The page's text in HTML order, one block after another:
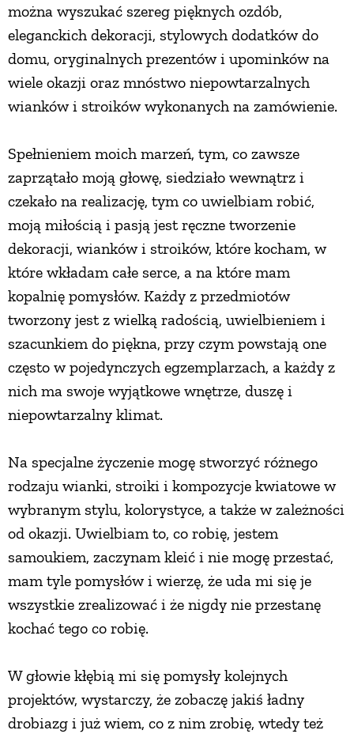
można wyszukać szereg pięknych ozdób,
eleganckich dekoracji, stylowych dodatków do
domu, oryginalnych prezentów i upominków na
wiele okazji oraz mnóstwo niepowtarzalnych
wianków i stroików wykonanych na zamówienie.
Spełnieniem moich marzeń, tym, co zawsze
zaprzątało moją głowę, siedziało wewnątrz i
czekało na realizację, tym co uwielbiam robić,
moją miłością i pasją jest ręczne tworzenie
dekoracji, wianków i stroików, które kocham, w
które wkładam całe serce, a na które mam
kopalnię pomysłów. Każdy z przedmiotów
tworzony jest z wielką radością, uwielbieniem i
szacunkiem do piękna, przy czym powstają one
często w pojedynczych egzemplarzach, a każdy z
nich ma swoje wyjątkowe wnętrze, duszę i
niepowtarzalny klimat.
Na specjalne życzenie mogę stworzyć różnego
rodzaju wianki, stroiki i kompozycje kwiatowe w
wybranym stylu, kolorystyce, a także w zależności
od okazji. Uwielbiam to, co robię, jestem
samoukiem, zaczynam kleić i nie mogę przestać,
mam tyle pomysłów i wierzę, że uda mi się je
wszystkie zrealizować i że nigdy nie przestanę
kochać tego co robię.
W głowie kłębią mi się pomysły kolejnych
projektów, wystarczy, że zobaczę jakiś ładny
drobiazg i już wiem, co z nim zrobię, wtedy też